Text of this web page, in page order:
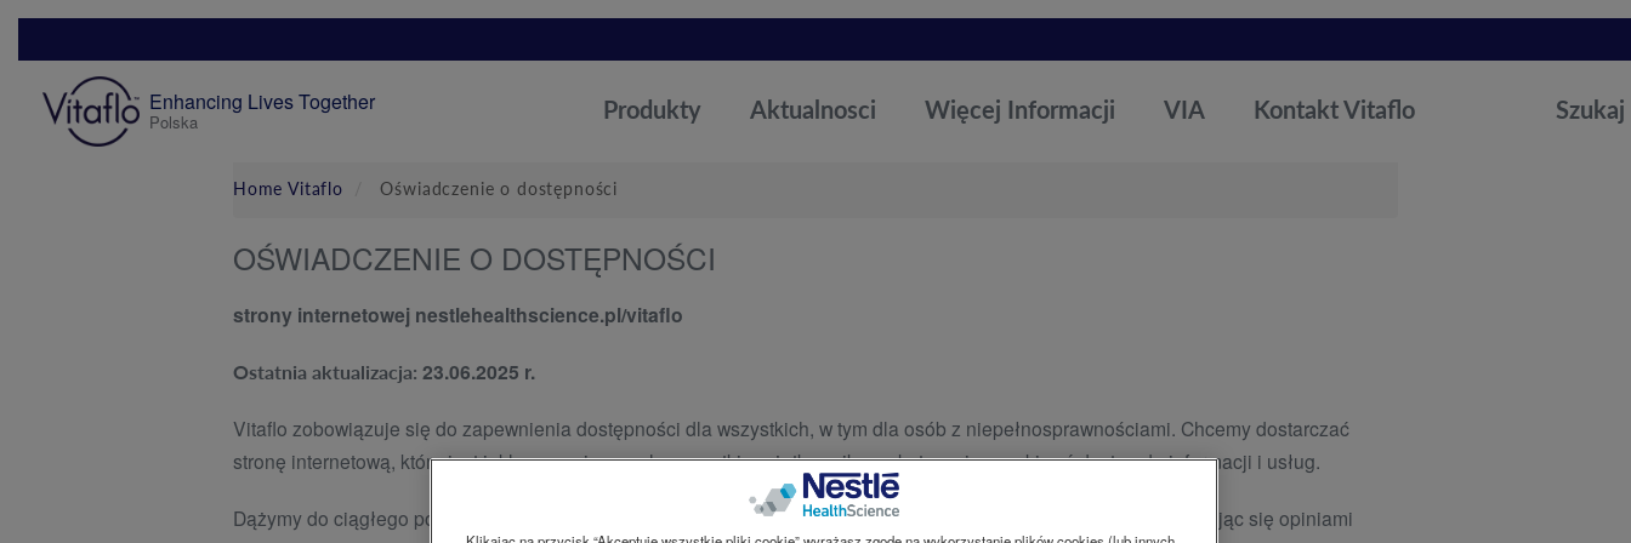
content
Mobile
Enhancing Lives Together
Polska Produkty Aktualnosci Więcej Informacji VIA Kontakt Vitaflo Szukaj
Home Vitaflo Oświadczenie o dostępności
OŚWIADCZENIE O DOSTĘPNOŚCI
strony internetowej nestlehealthscience.pl/vitaflo
Ostatnia aktualizacja: 23.06.2025 r.
Vitaflo zobowiązuje się do zapewnienia dostępności dla wszystkich, w tym dla osób z niepełnosprawnościami. Chcemy dostarczać
stronę internetową, która jest inkluzywna i pozwala wszystkim użytkownikom skutecznie uzyskiwać dostęp do informacji i usług.
Dążymy do ciągłego poprawiania doświadczeń dla wszystkich, stosując odpowiednie standardy dostępności i kierując się opiniami